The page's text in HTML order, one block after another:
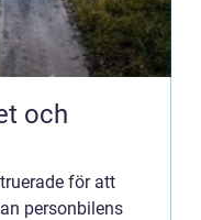
och
för att
personbilens